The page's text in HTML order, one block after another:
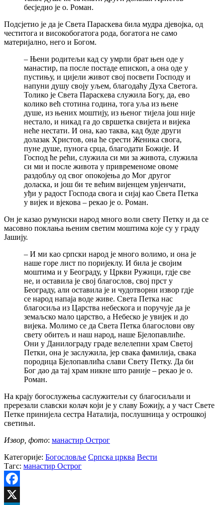
бесједио је о. Роман.
Подсјетио је да је Света Параскева била мудра дјевојка, од
честитога и високобогатога рода, богатога не само
материјално, него и Богом.
– Њени родитељи кад су умрли брат њен оде у
манастир, па после постаде епископ, а она оде у
пустињу, и цијели живот свој посвети Господу и
напуни душу своју уљем, благодаћу Духа Светога.
Толико је Света Параскева служила Богу, да, ево
колико већ стотина година, тога уља из њене
душе, из њених моштију, из њеног тијела још није
нестало, и никад га до свршетка свијета и вијека
неће нестати. И она, као таква, кад буде други
долазак Христов, она ће срести Женика свога,
пуне душе, пунога срца, благодати Божије. И
Господ ће рећи, служила си ми за живота, служила
си ми и после живота у привременоме овоме
раздобљу од свог опокојења до Мог другог
доласка, и још би те већим вијенцем увјенчати,
уђи у радост Господа свога и сијај као Света Петка
у вијек и вјекова – рекао је о. Роман.
Он је казао румунски народ много воли свету Петку и да се
масовно поклања њеним светим моштима које су у граду
Јашију.
– И ми као српски народ је много волимо, и она је
наше горе лист по поријеклу. И била је својим
моштима и у Београду, у Цркви Ружици, гдје све
не, и оставила је свој благослов, свој прст у
Београду, али оставила је и чудотворни извор гдје
се народ напаја воде живе. Света Петка нас
благосиља из Царства небескога и поручује да је
земаљско мало царство, а Небеско је увијек и до
вијека. Молимо се да Света Петка благослови ову
свету обитељ и наш народ, наше Бјелопавлиће.
Они у Данилограду граде велелепни храм Светој
Петки, она је заслужила, јер свака фамилија, свака
породица Бјелопавлића слави Свету Петку. Да би
Бог дао да тај храм никне што раније – рекао је о.
Роман.
На крају богослужења саслужитељи су благосиљали и
пререзали славски колач који је у славу Божију, а у част Свете
Петке принијела сестра Наталија, послушница у острошкој
светињи.
Извор, фото: манастир Острог
Категорије: Богословље Српска црква Вести
Тагс: манастир Острог
Facebook